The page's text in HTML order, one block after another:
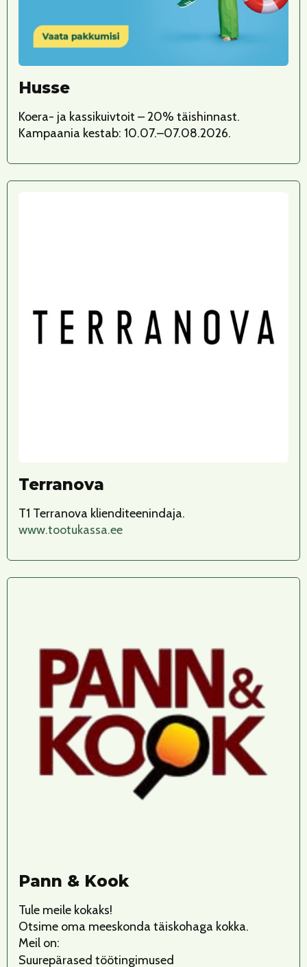
Husse
Koera- ja kassikuivtoit – 20% täishinnast.
Kampaania kestab: 10.07.–07.08.2026.
Terranova
T1 Terranova klienditeenindaja.
www.tootukassa.ee
Pann & Kook
Tule meile kokaks!
Otsime oma meeskonda täiskohaga kokka.
Meil on:
Suurepärased töötingimused